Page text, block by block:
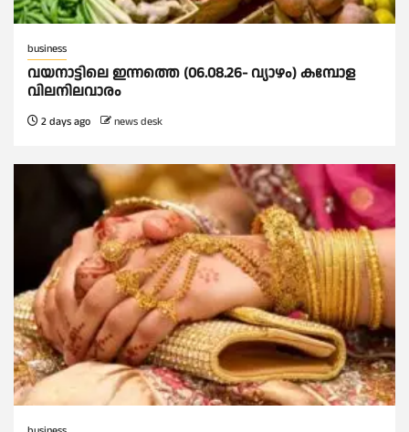
business
വയനാട്ടിലെ ഇന്നത്തെ (06.08.26- വ്യാഴം) കമ്പോള
വിലനിലവാരം
2 days ago news desk